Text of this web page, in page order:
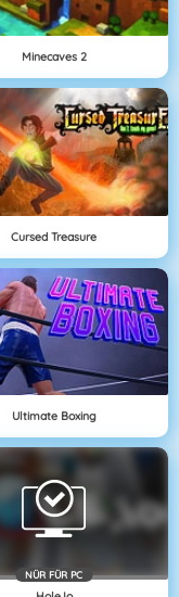
Minecaves 2
Cursed Treasure
Ultimate Boxing
NÜR FÜR PC